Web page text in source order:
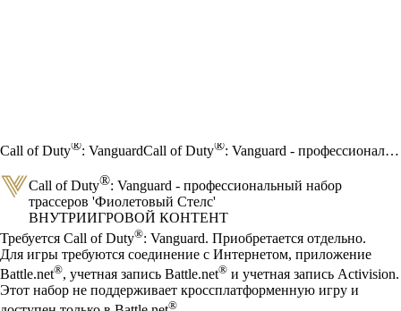
Call of Duty®: VanguardCall of Duty®: Vanguard - профессиональный набор трассеров 'Фиолетовый Стелс'
Call of Duty®: Vanguard - профессиональный набор
трассеров 'Фиолетовый Стелс'
ВНУТРИИГРОВОЙ КОНТЕНТ
Цена
Available actions
Требуется Call of Duty®: Vanguard. Приобретается отдельно.
Для игры требуются соединение с Интернетом, приложение
Battle.net®, учетная запись Battle.net® и учетная запись Activision.
Этот набор не поддерживает кроссплатформенную игру и
®